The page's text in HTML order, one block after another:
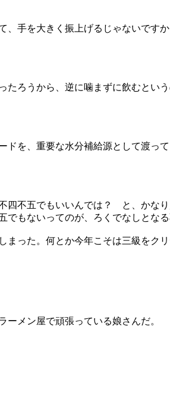
、手を大きく振上げるじゃないです
ろうから、逆に噛まずに飲むとい
を、重要な水分補給源として渡っ
不五でもいいんでは？ と、かな
もないってのが、ろくでなしとなる
った。何とか今年こそは三級をクリ
メン屋で頑張っている娘さんだ。